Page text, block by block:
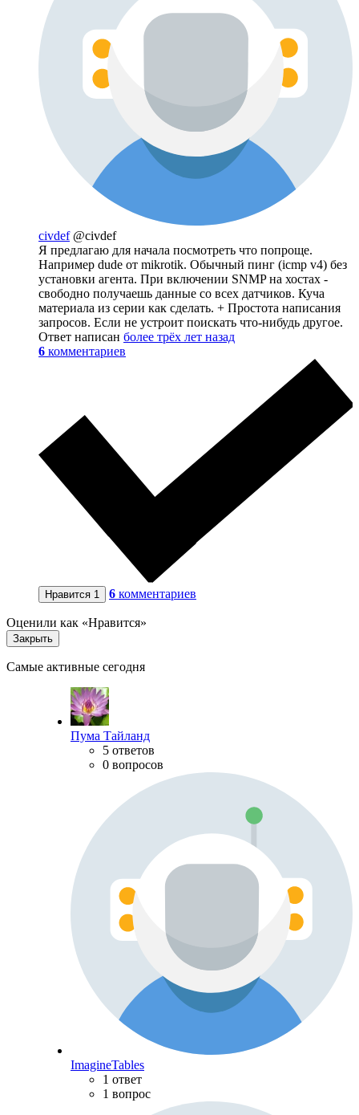
civdef @civdef
Я предлагаю для начала посмотреть что попроще.
Например dude от mikrotik. Обычный пинг (icmp v4) без
установки агента. При включении SNMP на хостах -
свободно получаешь данные со всех датчиков. Куча
материала из серии как сделать. + Простота написания
запросов. Если не устроит поискать что-нибудь другое.
Ответ написан более трёх лет назад
6 комментариев
Нравится 1 6 комментариев
Оценили как «Нравится»
Закрыть
Самые активные сегодня
Пума Тайланд
5 ответов
0 вопросов
ImagineTables
1 ответ
1 вопрос